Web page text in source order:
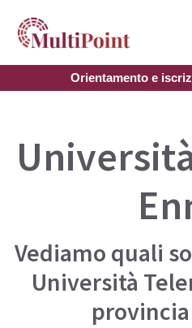
contenuto
Orientamento e
Vediamo quali
Università